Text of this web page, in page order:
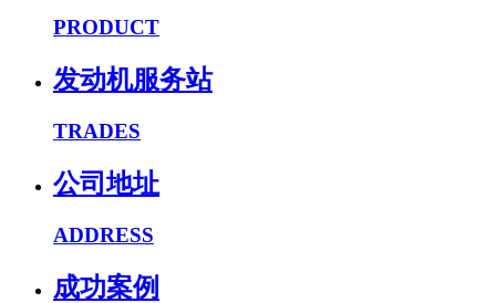
PRODUCT
发动机服务站
TRADES
公司地址
ADDRESS
成功案例